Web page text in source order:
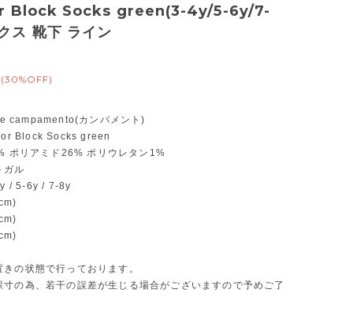
Block Socks green(3-4y/5-6y/7-
ス 靴下 ライン
(30%OFF)
campamento(カンパメント)
Block Socks green
ポリアミド26% ポリウレタン1%
ガル
/ 5-6y / 7-8y
の状態で行っております。
寸の為、若干の誤差が生じる場合がございますので予めご了